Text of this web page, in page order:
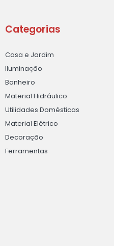
Categorias
Casa e Jardim
Iluminação
Banheiro
Material Hidráulico
Utilidades Domésticas
Material Elétrico
Decoração
Ferramentas